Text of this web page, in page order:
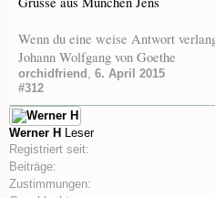
Wenn du eine weise Antwort
Johann Wolfgang von Goethe
orchidfriend , 6. April 2015
#312
Werner H Leser
Registriert seit:
Beiträge:
Zustimmungen: